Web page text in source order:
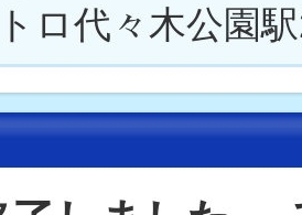
ロ代々木公園